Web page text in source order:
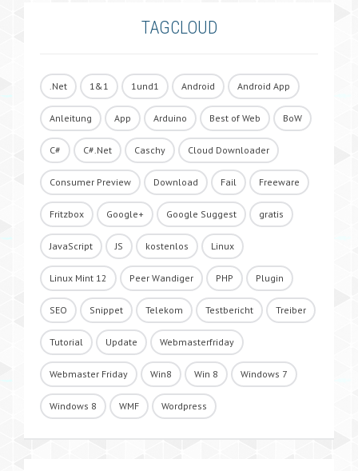
TAGCLOUD
.Net 1&1 1und1 Android Android App
Anleitung App Arduino Best of Web BoW
C# C#.Net Caschy Cloud Downloader
Consumer Preview Download Fail Freeware
Fritzbox Google+ Google Suggest gratis
JavaScript JS kostenlos Linux
Linux Mint 12 Peer Wandiger PHP Plugin
SEO Snippet Telekom Testbericht Treiber
Tutorial Update Webmasterfriday
Webmaster Friday Win8 Win 8 Windows 7
Windows 8 WMF Wordpress